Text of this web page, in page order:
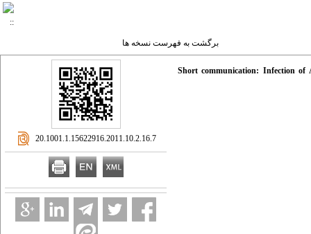
برگشت به فهرست نسخه ها
Short communication: Infection of
‎ 20.1001.1.15622916.2011.10.2.16.7